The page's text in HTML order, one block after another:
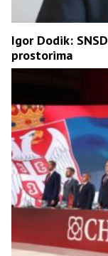
Igor Dodik:
prostorima